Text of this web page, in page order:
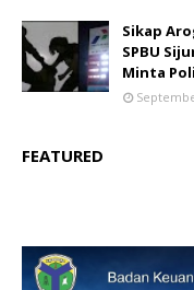
Sikap
SPBU
Minta
FEATURED